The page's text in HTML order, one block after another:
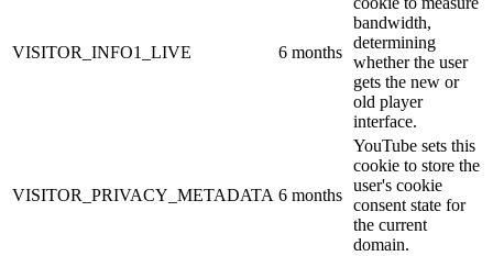
VISITOR_INFO1_LIVE 6 months
bandwidth,
determining
whether the user
gets the new or
old player
interface.
VISITOR_PRIVACY_METADATA 6 months
YouTube sets this
cookie to store the
user's cookie
consent state for
the current
domain.